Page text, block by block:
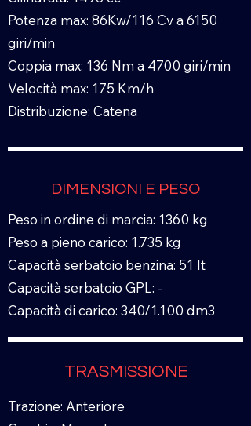
Potenza max: 86Kw/116 Cv a 6150
giri/min
Coppia max: 136 Nm a 4700 giri/min
Velocità max: 175 Km/h
Distribuzione: Catena
DIMENSIONI E PESO
Peso in ordine di marcia: 1360 kg
Peso a pieno carico: 1.735 kg
Capacità serbatoio benzina: 51 lt
Capacità serbatoio GPL: -
Capacità di carico: 340/1.100 dm3
TRASMISSIONE
Trazione: Anteriore